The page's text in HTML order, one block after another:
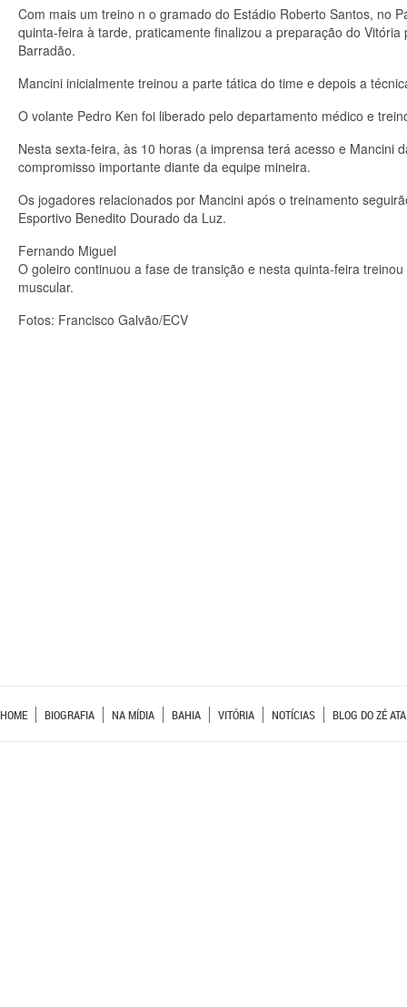
Com mais um treino n o gramado do Estádio Roberto Santos, no
quinta-feira à tarde, praticamente finalizou a preparação do
Barradão.
Mancini inicialmente treinou a parte tática do time e depois a
O volante Pedro Ken foi liberado pelo departamento médico e
Nesta sexta-feira, às 10 horas (a imprensa terá acesso e
compromisso importante diante da equipe mineira.
Os jogadores relacionados por Mancini após o treinamento
Esportivo Benedito Dourado da Luz.
Fernando Miguel
O goleiro continuou a fase de transição e nesta quinta-feira
muscular.
Fotos: Francisco Galvão/ECV
HOME BIOGRAFIA NA MÍDIA BAHIA VITÓRIA NOTÍCIAS BLOG DO ZÉ